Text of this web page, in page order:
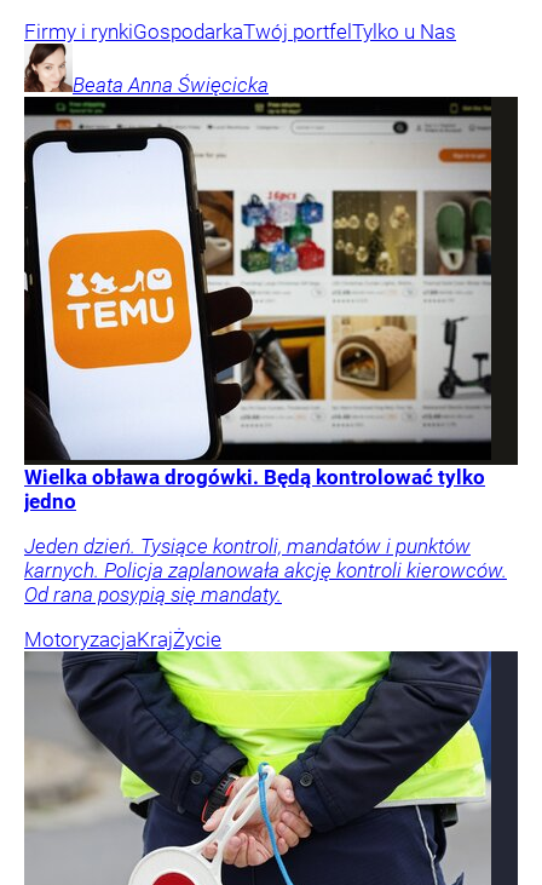
Firmy i rynkiGospodarkaTwój portfelTylko u Nas
Beata Anna Święcicka
Wielka obława drogówki. Będą kontrolować tylko
jedno
Jeden dzień. Tysiące kontroli, mandatów i punktów
karnych. Policja zaplanowała akcję kontroli kierowców.
Od rana posypią się mandaty.
MotoryzacjaKrajŻycie